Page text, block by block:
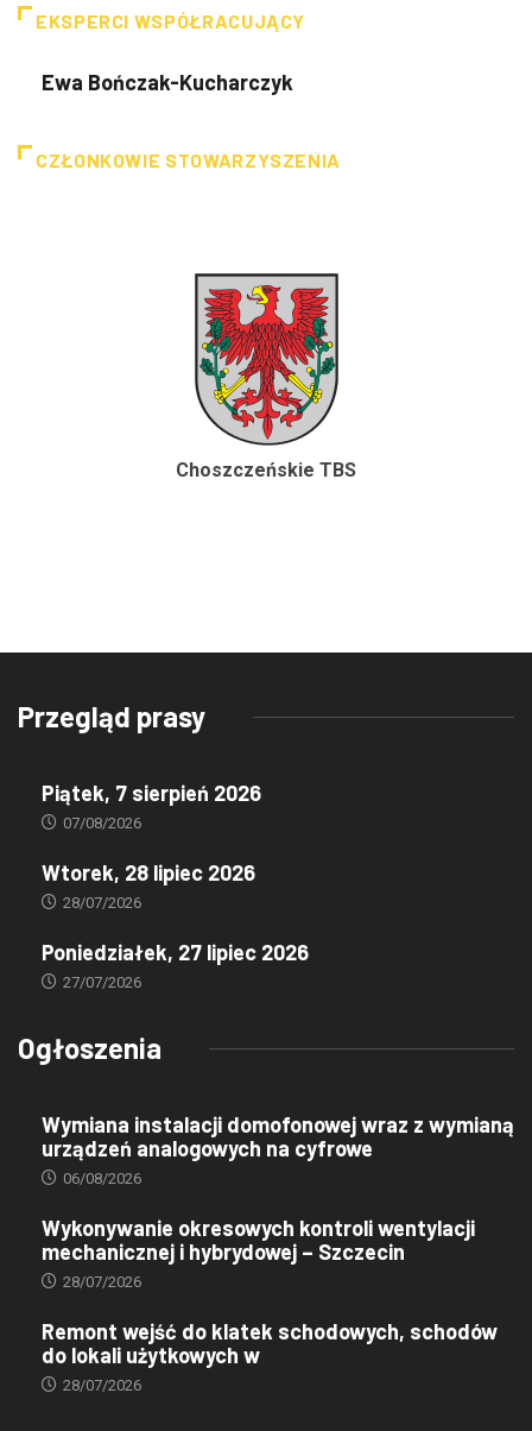
EKSPERCI WSPÓŁRACUJĄCY
Ewa Bończak-Kucharczyk
CZŁONKOWIE STOWARZYSZENIA
Choszczeńskie TBS
Przegląd prasy
Piątek, 7 sierpień 2026
07/08/2026
Wtorek, 28 lipiec 2026
28/07/2026
Poniedziałek, 27 lipiec 2026
27/07/2026
Ogłoszenia
Wymiana instalacji domofonowej wraz z wymianą
urządzeń analogowych na cyfrowe
06/08/2026
Wykonywanie okresowych kontroli wentylacji
mechanicznej i hybrydowej – Szczecin
28/07/2026
Remont wejść do klatek schodowych, schodów
do lokali użytkowych w
28/07/2026